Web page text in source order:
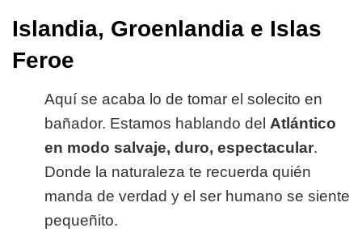
Islandia, Groenlandia e Islas
Feroe
Aquí se acaba lo de tomar el solecito en
bañador. Estamos hablando del Atlántico
en modo salvaje, duro, espectacular.
Donde la naturaleza te recuerda quién
manda de verdad y el ser humano se siente
pequeñito.